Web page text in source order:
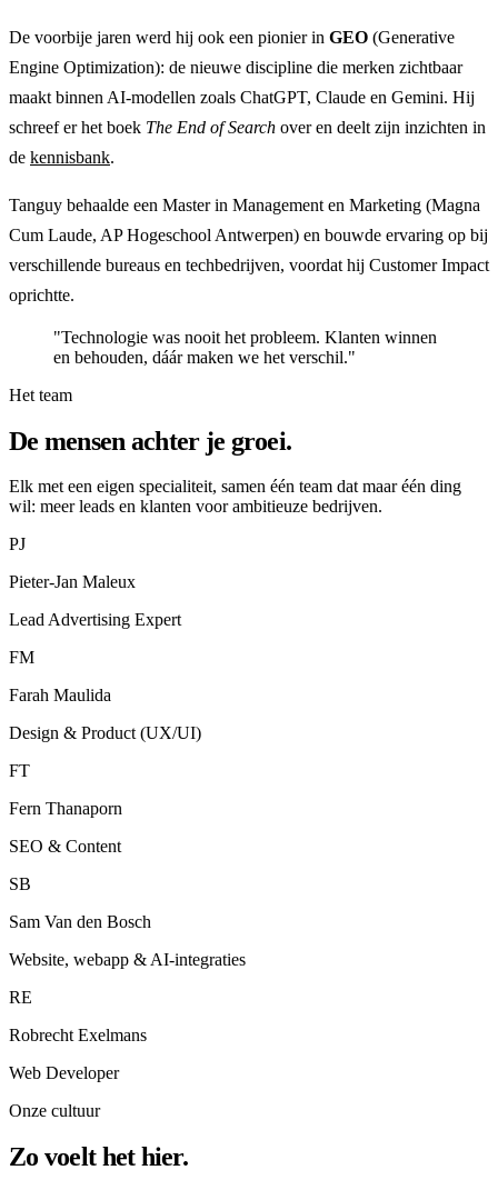
De voorbije jaren werd hij ook een pionier in GEO (Generative
Engine Optimization): de nieuwe discipline die merken zichtbaar
maakt binnen AI-modellen zoals ChatGPT, Claude en Gemini. Hij
schreef er het boek The End of Search over en deelt zijn inzichten in
de kennisbank.
Tanguy behaalde een Master in Management en Marketing (Magna
Cum Laude, AP Hogeschool Antwerpen) en bouwde ervaring op bij
verschillende bureaus en techbedrijven, voordat hij Customer Impact
oprichtte.
"Technologie was nooit het probleem. Klanten winnen
en behouden, dáár maken we het verschil."
Het team
De mensen achter je groei.
Elk met een eigen specialiteit, samen één team dat maar één ding
wil: meer leads en klanten voor ambitieuze bedrijven.
PJ
Pieter-Jan Maleux
Lead Advertising Expert
FM
Farah Maulida
Design & Product (UX/UI)
FT
Fern Thanaporn
SEO & Content
SB
Sam Van den Bosch
Website, webapp & AI-integraties
RE
Robrecht Exelmans
Web Developer
Onze cultuur
Zo voelt het hier.